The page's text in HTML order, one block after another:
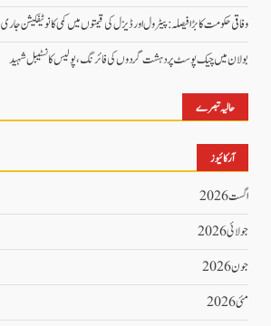
وفاقی حکومت کا بڑا فیصلہ: پیٹرول اور ڈیزل کی قیمتوں میں کمی کا نوٹیفکیشن جاری
بولان میں چیک پوسٹ پر دہشت گردوں کی فائرنگ، پولیس کانسٹیبل شہید
حالیہ تبصرے
آرکائیوز
اگست 2026
جولائی 2026
جون 2026
مئی 2026